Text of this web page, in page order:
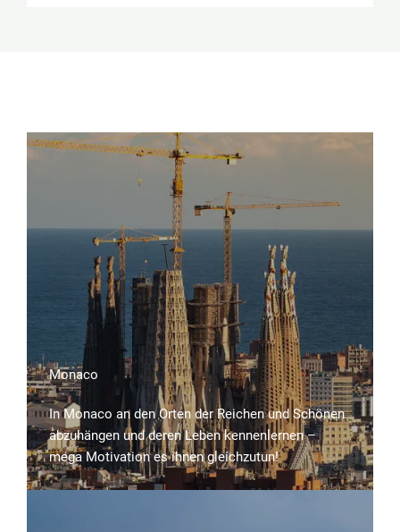
Monaco
In Monaco an den Orten der Reichen und Schönen
abzuhängen und deren Leben kennenlernen –
mega Motivation es ihnen gleichzutun!